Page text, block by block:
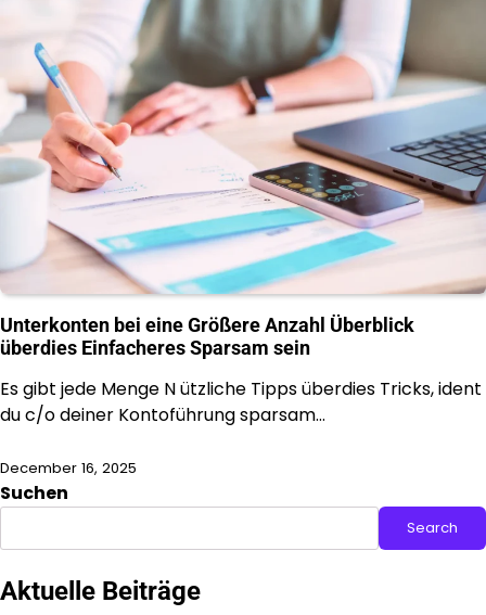
Unterkonten bei eine Größere Anzahl Überblick
überdies Einfacheres Sparsam sein
Es gibt jede Menge N ützliche Tipps überdies Tricks, ident
du c/o deiner Kontoführung sparsam…
December 16, 2025
Suchen
Search
Aktuelle Beiträge